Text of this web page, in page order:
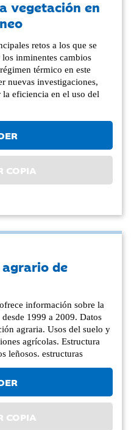
vegetación en
retos a los que se
inminentes cambios
térmico en este
nuevas investigaciones,
eficiencia en el uso del
COPIA
de
información sobre la
1999 a 2009. Datos
agraria. Usos del suelo y
agrícolas. Estructura
leñosos. estructuras
COPIA